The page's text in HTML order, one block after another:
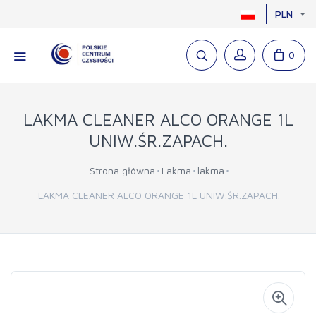
PLN
0
LAKMA CLEANER ALCO ORANGE 1L
UNIW.ŚR.ZAPACH.
Strona główna Lakma lakma
LAKMA CLEANER ALCO ORANGE 1L UNIW.ŚR.ZAPACH.